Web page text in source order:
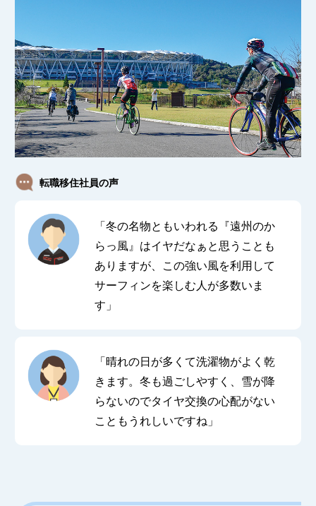
転職移住社員の声
「冬の名物ともいわれる『遠州のか
らっ風』はイヤだなぁと思うことも
ありますが、この強い風を利用して
サーフィンを楽しむ人が多数いま
す」
「晴れの日が多くて洗濯物がよく乾
きます。冬も過ごしやすく、雪が降
らないのでタイヤ交換の心配がない
こともうれしいですね」